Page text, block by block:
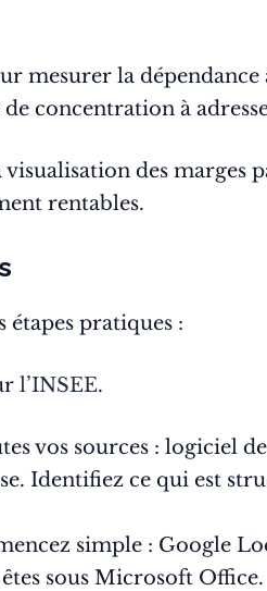
mesurer la
concentration à
des marges
rentables.
étapes pratiques :
l’INSEE.
vos sources : logiciel
Identifiez ce qui est
simple : Google
sous Microsoft Office.